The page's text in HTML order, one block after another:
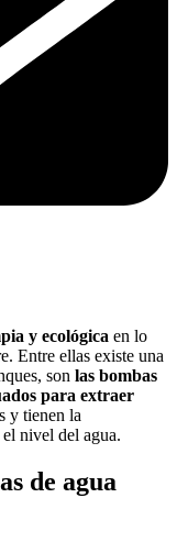
y ecológica en lo
Entre ellas existe una
son las bombas
para extraer
y tienen la
nivel del agua.
de agua